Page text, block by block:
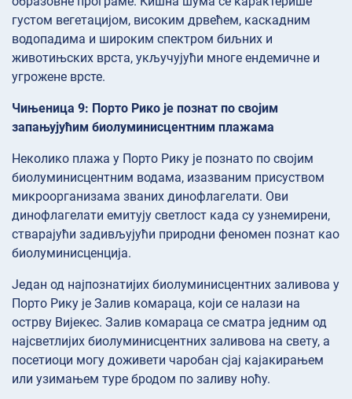
густом вегетацијом, високим дрвећем, каскадним
водопадима и широким спектром биљних и
животињских врста, укључујући многе ендемичне и
угрожене врсте.
Чињеница 9: Порто Рико је познат по својим
запањујућим биолуминисцентним плажама
Неколико плажа у Порто Рику је познато по својим
биолуминисцентним водама, изазваним присуством
микроорганизама званих динофлагелати. Ови
динофлагелати емитују светлост када су узнемирени,
стварајући задивљујући природни феномен познат као
биолуминисценција.
Један од најпознатијих биолуминисцентних заливова у
Порто Рику је Залив комараца, који се налази на
острву Вијекес. Залив комараца се сматра једним од
најсветлијих биолуминисцентних заливова на свету, а
посетиоци могу доживети чаробан сјај кајакирањем
или узимањем туре бродом по заливу ноћу.